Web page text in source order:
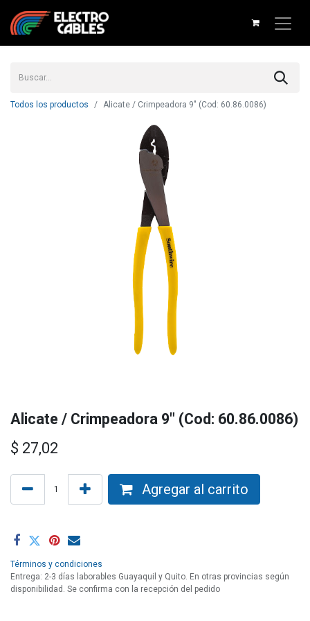
Todos los productos Alicate / Crimpeadora 9" (Cod: 60.86.0086)
Alicate / Crimpeadora 9" (Cod: 60.86.0086)
$ 27,02
Agregar al carrito
Términos y condiciones
Entrega: 2-3 días laborables Guayaquil y Quito. En otras provincias según
disponibilidad. Se confirma con la recepción del pedido